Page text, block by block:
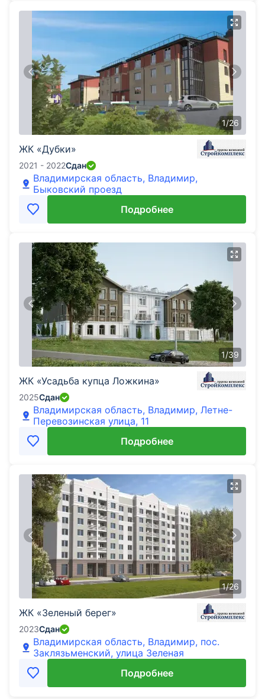
1/26
ЖК «Дубки»
2021 - 2022Сдан
Владимирская область, Владимир,
Быковский проезд
Подробнее
1/39
ЖК «Усадьба купца Ложкина»
2025Сдан
Владимирская область, Владимир, Летне-
Перевозинская улица, 11
Подробнее
1/26
ЖК «Зеленый берег»
2023Сдан
Владимирская область, Владимир, пос.
Заклязьменский, улица Зеленая
Подробнее